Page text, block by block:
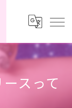
スって